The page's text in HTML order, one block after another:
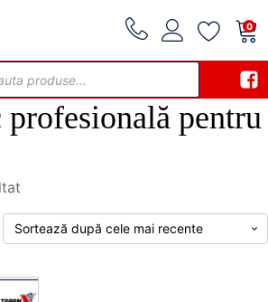
0
profesională pentru